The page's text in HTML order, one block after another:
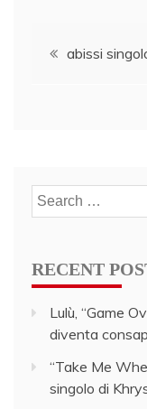
Postabissi
Search
for:
RECENT
Lulù, “Game
diventa
“Take Me
singolo di